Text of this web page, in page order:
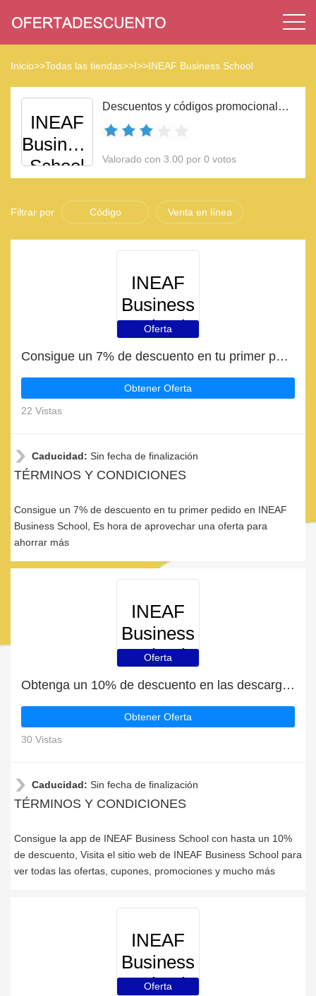
Inicio>>Todas las tiendas>>I>>INEAF Business School
INEAF
Business
School
Descuentos y códigos promocionales INEAF Business School 2023
Valorado con 3.00 por 0 votos
Filtrar por Código Venta en línea
INEAF
Business
School
Oferta
Consigue un 7% de descuento en tu primer pedido en INEAF Business School
Obtener Oferta
22 Vistas
Caducidad: Sin fecha de finalización
TÉRMINOS Y CONDICIONES
Consigue un 7% de descuento en tu primer pedido en INEAF
Business School, Es hora de aprovechar una oferta para
ahorrar más
INEAF
Business
School
Oferta
Obtenga un 10% de descuento en las descargas de la aplicación INEAF Business School
Obtener Oferta
30 Vistas
Caducidad: Sin fecha de finalización
TÉRMINOS Y CONDICIONES
Consigue la app de INEAF Business School con hasta un 10%
de descuento, Visita el sitio web de INEAF Business School para
ver todas las ofertas, cupones, promociones y mucho más
INEAF
Business
School
Oferta